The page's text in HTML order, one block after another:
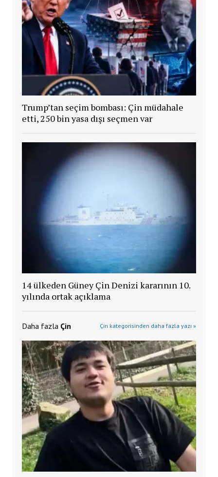
Trump’tan seçim bombası: Çin müdahale
etti, 250 bin yasa dışı seçmen var
14 ülkeden Güney Çin Denizi kararının 10.
yılında ortak açıklama
Daha fazla Çin Çin kategorisinden daha fazla yazı »